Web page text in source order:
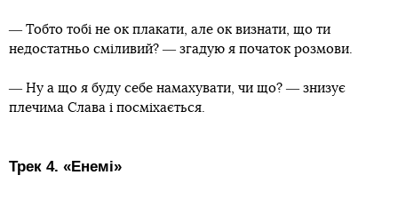
― Тобто тобі не ок плакати, але ок визнати, що ти
недостатньо сміливий? ― згадую я початок розмови.
― Ну а що я буду себе намахувати, чи що? ― знизує
плечима Слава і посміхається.
Трек 4. «Енемі»